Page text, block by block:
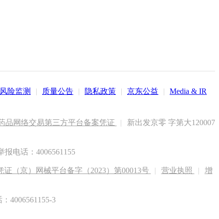
风险监测 | 质量公告 | 隐私政策 | 京东公益 | Media & IR
品网络交易第三方平台备案凭证 |
新出发京零 字第大120007
报电话：4006561155
证（京）网械平台备字（2023）第00013号 | 营业执照 |
增
4006561155-3